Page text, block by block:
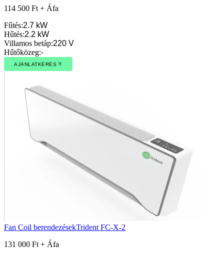
114 500 Ft + Áfa
Fűtés:2.7 kW
Hűtés:2.2 kW
Villamos betáp:220 V
Hűtőközeg:-
AJÁNLATKÉRÉS
Fan Coil berendezésekTrident FC-X-2
131 000 Ft + Áfa